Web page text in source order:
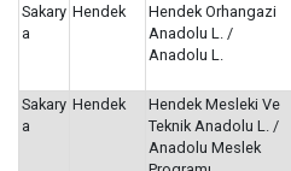
Sakary
a
Hendek
Hendek Orhangazi
Anadolu L. /
Anadolu L.
Sakary
a
Hendek
Hendek Mesleki Ve
Teknik Anadolu L. /
Anadolu Meslek